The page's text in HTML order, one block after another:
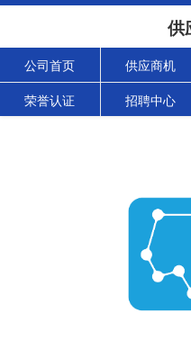
供
公司首页 供应商机
荣誉认证 招聘中心